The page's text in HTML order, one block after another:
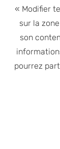
« Modifier
sur la
son
pourrez